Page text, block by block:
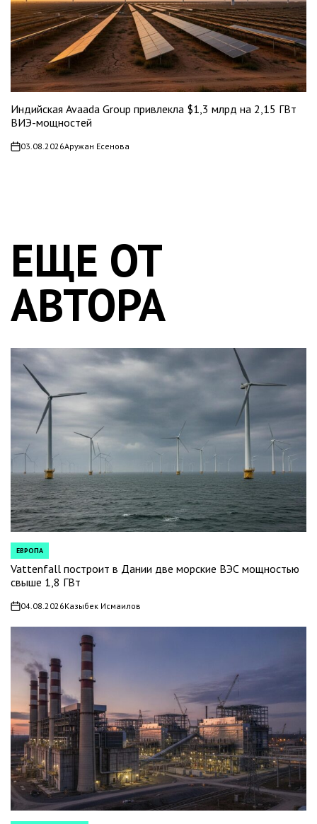
Индийская Avaada Group привлекла $1,3 млрд на 2,15 ГВт
ВИЭ-мощностей
on03.08.2026Аружан Есенова
ЕЩЕ ОТ
АВТОРА
POSTED
IN
ЕВРОПА
Vattenfall построит в Дании две морские ВЭС мощностью
свыше 1,8 ГВт
on04.08.2026Казыбек Исмаилов